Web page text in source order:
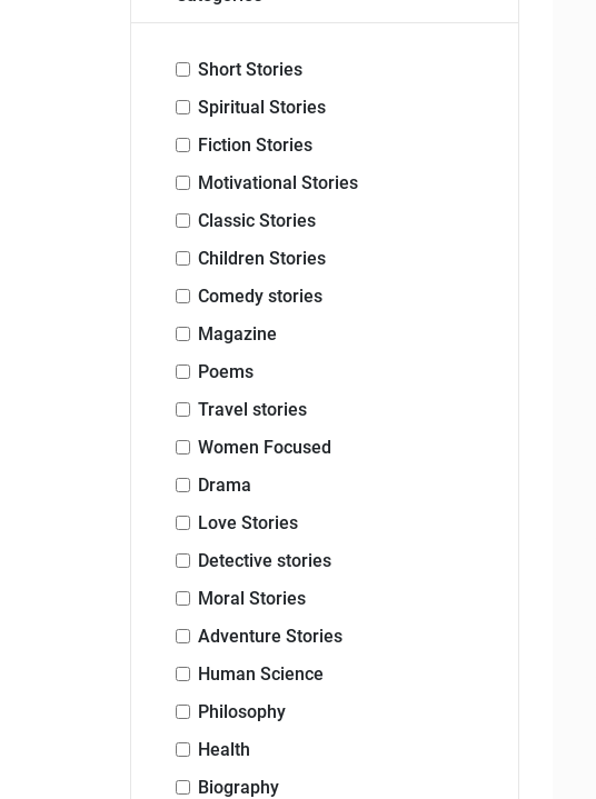
Short Stories
Spiritual Stories
Fiction Stories
Motivational Stories
Classic Stories
Children Stories
Comedy stories
Magazine
Poems
Travel stories
Women Focused
Drama
Love Stories
Detective stories
Moral Stories
Adventure Stories
Human Science
Philosophy
Health
Biography